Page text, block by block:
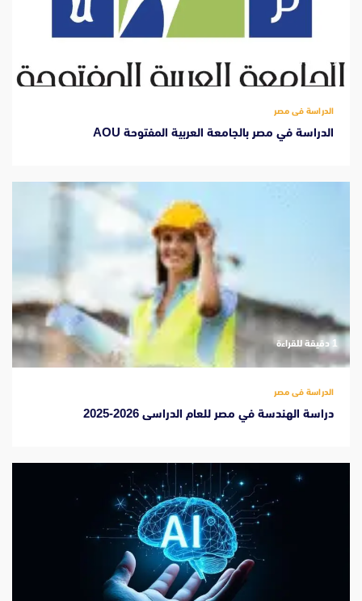
‫1 دقيقة للقراءة
الدراسة فى مصر
الدراسة في مصر بالجامعة العربية المفتوحة AOU
‫1 دقيقة للقراءة
الدراسة فى مصر
دراسة الهندسة في مصر للعام الدراسى 2026-2025